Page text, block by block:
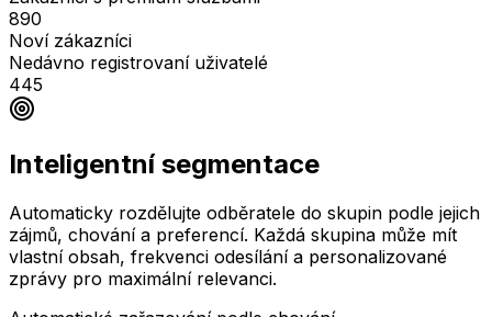
890
Noví zákazníci
Nedávno registrovaní uživatelé
445
Inteligentní segmentace
Automaticky rozdělujte odběratele do skupin podle jejich
zájmů, chování a preferencí. Každá skupina může mít
vlastní obsah, frekvenci odesílání a personalizované
zprávy pro maximální relevanci.